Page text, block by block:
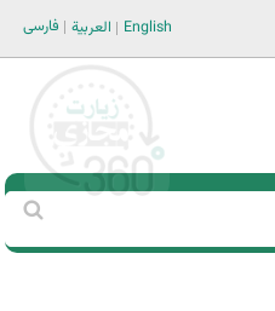
فارسی العربية English